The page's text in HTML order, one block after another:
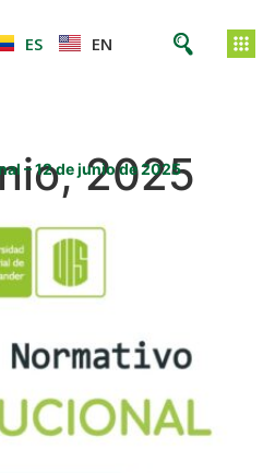
ES EN
2025
– 12 de junio de 2025